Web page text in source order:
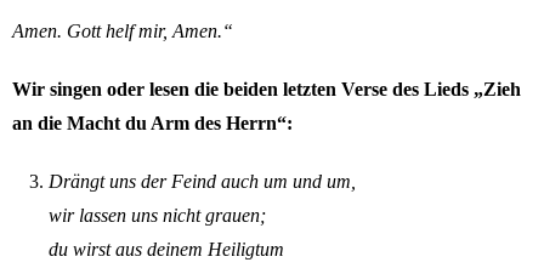
Amen. Gott helf mir, Amen.“
Wir singen oder lesen die beiden letzten Verse des Lieds „Zieh
an die Macht du Arm des Herrn“:
Drängt uns der Feind auch um und um,
wir lassen uns nicht grauen;
du wirst aus deinem Heiligtum